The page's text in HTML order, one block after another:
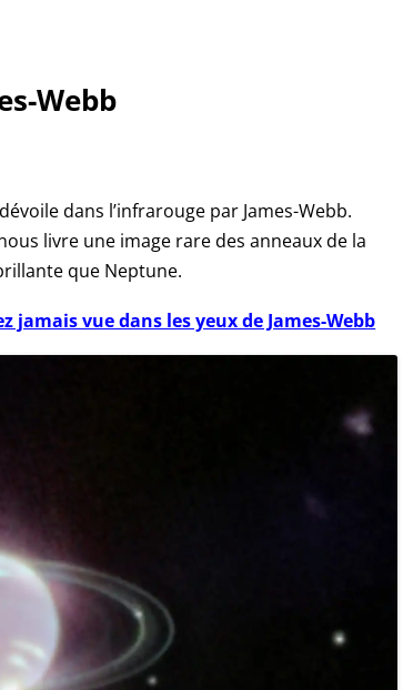
Webb
dans l’infrarouge par James-Webb.
livre une image rare des anneaux de la
que Neptune.
jamais vue dans les yeux de James-Webb